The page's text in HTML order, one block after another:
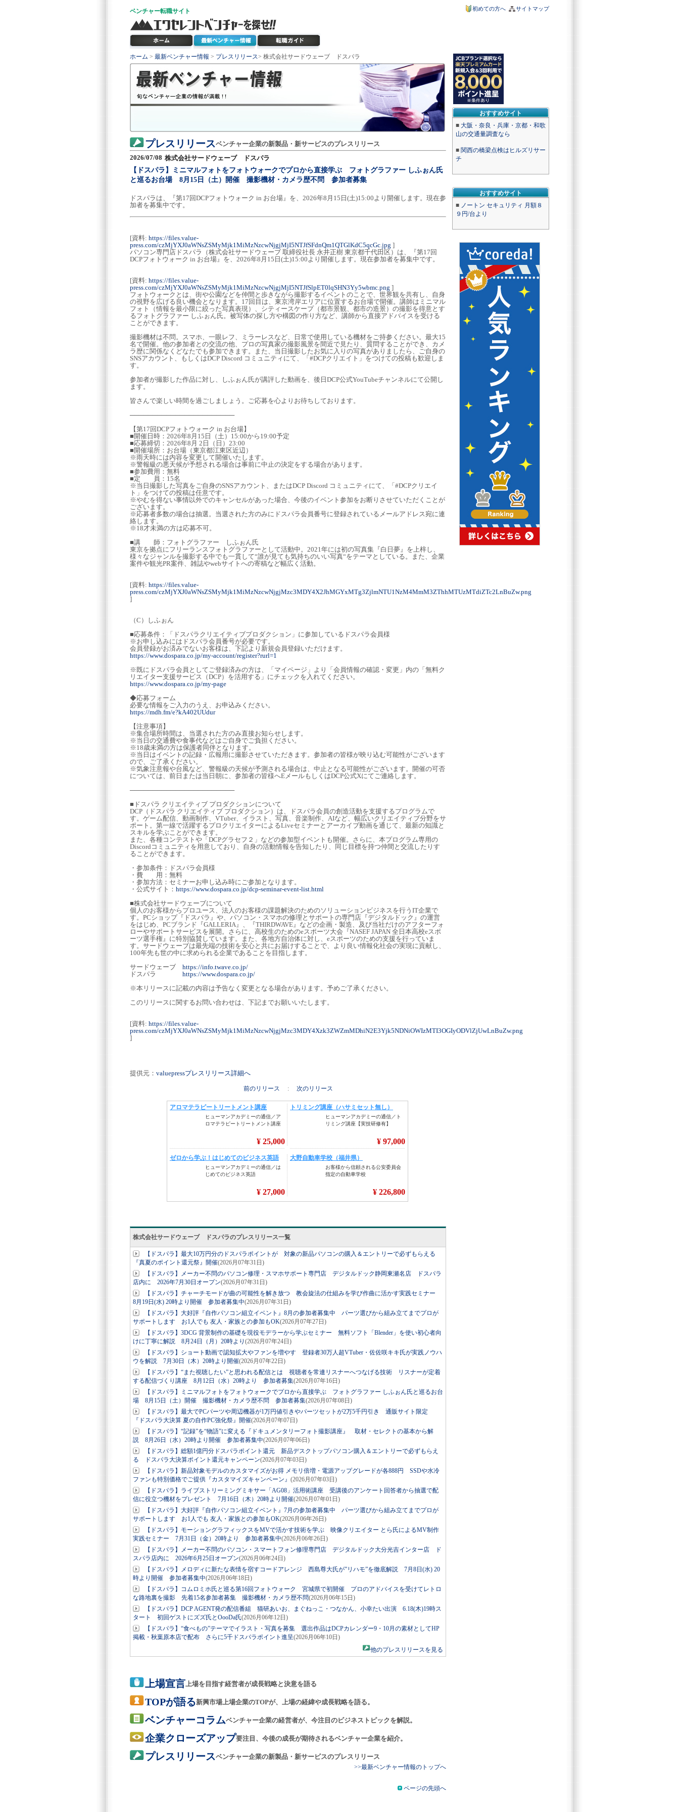
ベンチャー転職サイト サイトマップ
初めての方へ
おすすめサイト
■ 大阪・奈良・兵庫・京都・和歌
山の交通量調査なら
■ 関西の橋梁点検はヒルズリサー
チ
おすすめサイト
■ ノートン セキュリティ 月額８
９円/台より
ホーム > 最新ベンチャー情報 > プレスリリース> 株式会社サードウェーブ ドスパラ
プレスリリースベンチャー企業の新製品・新サービスのプレスリリース
2026/07/08 株式会社サードウェーブ ドスパラ
【ドスパラ】ミニマルフォトをフォトウォークでプロから直接学ぶ フォトグラファー しふぉん氏
と巡るお台場 8月15日（土）開催 撮影機材・カメラ歴不問 参加者募集
ドスパラは、『第17回DCPフォトウォーク in お台場』を、2026年8月15日(土)15:00より開催します。現在参
加者を募集中です。
[資料: https://files.value-
press.com/czMjYXJ0aWNsZSMyMjk1MiMzNzcwNjgjMjI5NTJfSFdnQm1QTGlKdC5qcGc.jpg ]
パソコン専門店ドスパラ（株式会社サードウェーブ 取締役社長 永井正樹 東京都千代田区）は、『第17回
DCPフォトウォーク in お台場』を、2026年8月15日(土)15:00より開催します。現在参加者を募集中です。
[資料: https://files.value-
press.com/czMjYXJ0aWNsZSMyMjk1MiMzNzcwNjgjMjI5NTJfSlpET0lqSHN3Yy5wbmc.png ]
フォトウォークとは、街や公園などを仲間と歩きながら撮影するイベントのことで、世界観を共有し、自身
の視野を広げる良い機会となります。17回目は、東京湾岸エリアに位置するお台場で開催。講師はミニマル
フォト（情報を最小限に絞った写真表現）、シティースケープ（都市景観、都市の造景）の撮影を得意とす
るフォトグラファー しふぉん氏。被写体の探し方や構図の作り方など、講師から直接アドバイスを受ける
ことができます。
撮影機材は不問。スマホ、一眼レフ、ミラーレスなど、日常で使用している機材をご持参ください。最大15
名で開催。他の参加者との交流の他、プロの写真家の撮影風景を間近で見たり、質問することができ、カメ
ラ歴に関係なくどなたでも参加できます。また、当日撮影したお気に入りの写真がありましたら、ご自身の
SNSアカウント、もしくはDCP Discord コミュニティにて、「#DCPクリエイト」をつけての投稿も歓迎しま
す。
参加者が撮影した作品に対し、しふぉん氏が講評した動画を、後日DCP公式YouTubeチャンネルにて公開し
ます。
皆さんで楽しい時間を過ごしましょう。ご応募を心よりお待ちしております。
───────────────────────
【第17回DCPフォトウォーク in お台場】
■開催日時：2026年8月15日（土）15:00から19:00予定
■応募締切：2026年8月 2日（日）23:00
■開催場所：お台場（東京都江東区近辺）
※雨天時には内容を変更して開催いたします。
※警報級の悪天候が予想される場合は事前に中止の決定をする場合があります。
■参加費用：無料
■定 員：15名
※当日撮影した写真をご自身のSNSアカウント、またはDCP Discord コミュニティにて、「#DCPクリエイ
ト」をつけての投稿は任意です。
※やむを得ない事情以外でのキャンセルがあった場合、今後のイベント参加をお断りさせていただくことが
ございます。
※応募者多数の場合は抽選。当選された方のみにドスパラ会員番号に登録されているメールアドレス宛に連
絡します。
※18才未満の方は応募不可。
■講 師：フォトグラファー しふぉん氏
東京を拠点にフリーランスフォトグラファーとして活動中。2021年には初の写真集『白日夢』を上梓し、
様々なジャンルを撮影する中でも一貫して“誰が見ても気持ちのいい写真“をテーマとしている。また、企業
案件や観光PR案件、雑誌やwebサイトへの寄稿など幅広く活動。
[資料: https://files.value-
press.com/czMjYXJ0aWNsZSMyMjk1MiMzNzcwNjgjMzc3MDY4X2JhMGYxMTg3ZjlmNTU1NzM4MmM3ZThhMTUzMTdiZTc2LnBuZw.png
]
（C）しふぉん
■応募条件：「ドスパラクリエイティブプロダクション」に参加しているドスパラ会員様
※お申し込みにはドスパラ会員番号が必要です。
会員登録がお済みでないお客様は、下記より新規会員登録いただけます。
https://www.dospara.co.jp/my-account/register?rurl=1
※既にドスパラ会員としてご登録済みの方は、「マイページ」より「会員情報の確認・変更」内の「無料ク
リエイター支援サービス（DCP）を活用する」にチェックを入れてください。
https://www.dospara.co.jp/my-page
◆応募フォーム
必要な情報をご入力のうえ、お申込みください。
https://mdh.fm/e?kA402UUdur
【注意事項】
※集合場所時間は、当選された方のみ直接お知らせします。
※当日の交通費や食事代などはご自身でご負担ください。
※18歳未満の方は保護者同伴となります。
※当日はイベントの記録・広報用に撮影させていただきます。参加者の皆様が映り込む可能性がございます
ので、ご了承ください。
※気象注意報や台風など、警報級の天候が予測される場合は、中止となる可能性がございます。開催の可否
については、前日または当日朝に、参加者の皆様へEメールもしくはDCP公式Xにてご連絡します。
───────────────────────
■ドスパラ クリエイティブ プロダクションについて
DCP（ドスパラ クリエイティブ プロダクション）は、ドスパラ会員の創造活動を支援するプログラムで
す。ゲーム配信、動画制作、VTuber、イラスト、写真、音楽制作、AIなど、幅広いクリエイティブ分野をサ
ポート。第一線で活躍するプロクリエイターによるLiveセミナーとアーカイブ動画を通じて、最新の知識と
スキルを学ぶことができます。
また、各種コンテストや「DCPグラセフ２」などの参加型イベントも開催。さらに、本プログラム専用の
Discordコミュニティを用意しており、自身の活動情報を告知したり、同じ目標を持つ仲間と交流したりす
ることができます。
・参加条件：ドスパラ会員様
・費 用：無料
・参加方法：セミナーお申し込み時にご参加となります。
・公式サイト： https://www.dospara.co.jp/dcp-seminar-event-list.html
■株式会社サードウェーブについて
個人のお客様からプロユース、法人のお客様の課題解決のためのソリューションビジネスを行うIT企業で
す。PCショップ『ドスパラ』や、パソコン・スマホの修理とサポートの専門店『デジタルドック』の運営
をはじめ、PCブランド『GALLERIA』、『THIRDWAVE』などの企画・製造、及び当社だけのアフターフォ
ローやサポートサービスを展開。さらに、高校生のためのeスポーツ大会『NASEF JAPAN 全日本高校eスポ
ーツ選手権』に特別協賛しています。また、各地方自治体に対し、eスポーツのための支援を行っていま
す。サードウェーブは最先端の技術を安心と共にお届けすることで、より良い情報化社会の実現に貢献し、
100年先も世の中に求められる企業であることを目指します。
サードウェーブ https://info.twave.co.jp/
ドスパラ https://www.dospara.co.jp/
※本リリースに記載の内容は予告なく変更となる場合があります。予めご了承ください。
このリリースに関するお問い合わせは、下記までお願いいたします。
[資料: https://files.value-
press.com/czMjYXJ0aWNsZSMyMjk1MiMzNzcwNjgjMzc3MDY4Xzk3ZWZmMDhiN2E3Yjk5NDNiOWIzMTI3OGIyODVlZjUwLnBuZw.png
]
提供元： valuepressプレスリリース詳細へ
前のリリース : 次のリリース
株式会社サードウェーブ ドスパラのプレスリリース一覧
【ドスパラ】最大10万円分のドスパラポイントが 対象の新品パソコンの購入＆エントリーで必ずもらえる
『真夏のポイント還元祭』開催(2026月07年31日)
【ドスパラ】メーカー不問のパソコン修理・スマホサポート専門店 デジタルドック静岡東瀬名店 ドスパラ
店内に 2026年7月30日オープン(2026月07年31日)
【ドスパラ】チャーチモードが曲の可能性を解き放つ 教会旋法の仕組みを学び作曲に活かす実践セミナー
8月19日(水) 20時より開催 参加者募集中(2026月07年31日)
【ドスパラ】大好評『自作パソコン組立イベント』8月の参加者募集中 パーツ選びから組み立てまでプロが
サポートします お1人でも 友人・家族との参加もOK(2026月07年27日)
【ドスパラ】3DCG 背景制作の基礎を現役モデラーから学ぶセミナー 無料ソフト「Blender」を使い初心者向
けに丁寧に解説 8月24日（月）20時より (2026月07年24日)
【ドスパラ】ショート動画で認知拡大やファンを増やす 登録者30万人超VTuber・佐佐咲キキ氏が実践ノウハ
ウを解説 7月30日（木）20時より開催(2026月07年22日)
【ドスパラ】“また視聴したい”と思われる配信とは 視聴者を常連リスナーへつなげる技術 リスナーが定着
する配信づくり講座 8月12日（水）20時より 参加者募集(2026月07年16日)
【ドスパラ】ミニマルフォトをフォトウォークでプロから直接学ぶ フォトグラファー しふぉん氏と巡るお台
場 8月15日（土）開催 撮影機材・カメラ歴不問 参加者募集(2026月07年08日)
【ドスパラ】最大でPCパーツや周辺機器が1万円値引きやパーツセットが2万5千円引き 通販サイト限定
『ドスパラ大決算 夏の自作PC強化祭』開催(2026月07年07日)
【ドスパラ】“記録”を“物語”に変える『ドキュメンタリーフォト撮影講座』 取材・セレクトの基本から解
説 8月26日（水）20時より開催 参加者募集中(2026月07年06日)
【ドスパラ】総額1億円分ドスパラポイント還元 新品デスクトップパソコン購入＆エントリーで必ずもらえ
る ドスパラ大決算ポイント還元キャンペーン(2026月07年03日)
【ドスパラ】新品対象モデルのカスタマイズがお得 メモリ倍増・電源アップグレードが各888円 SSDや水冷
ファンも特別価格でご提供『カスタマイズキャンペーン』 (2026月07年03日)
【ドスパラ】ライブストリーミングミキサー「AG08」活用術講座 受講後のアンケート回答者から抽選で配
信に役立つ機材をプレゼント 7月16日（木）20時より開催(2026月07年01日)
【ドスパラ】大好評『自作パソコン組立イベント』7月の参加者募集中 パーツ選びから組み立てまでプロが
サポートします お1人でも 友人・家族との参加もOK(2026月06年26日)
【ドスパラ】モーショングラフィックスをMVで活かす技術を学ぶ 映像クリエイター とら氏によるMV制作
実践セミナー 7月31日（金）20時より 参加者募集中(2026月06年26日)
【ドスパラ】メーカー不問のパソコン・スマートフォン修理専門店 デジタルドック大分光吉インター店 ド
スパラ店内に 2026年6月25日オープン(2026月06年24日)
【ドスパラ】メロディに新たな表情を宿すコードアレンジ 西島尊大氏が”リハモ”を徹底解説 7月8日(水) 20
時より開催 参加者募集中(2026月06年18日)
【ドスパラ】コムロミホ氏と巡る第16回フォトウォーク 宮城県で初開催 プロのアドバイスを受けてレトロ
な路地裏を撮影 先着15名参加者募集 撮影機材・カメラ歴不問(2026月06年15日)
【ドスパラ】DCP AGENT発の配信番組 猫研あいお、まぐねっこ・つなかん、小幸たい出演 6.18(木)19時ス
タート 初回ゲストにズズ氏とOooDa氏(2026月06年12日)
【ドスパラ】“食べもの”テーマでイラスト・写真を募集 選出作品はDCPカレンダー9・10月の素材としてHP
掲載・秋葉原本店で配布 さらに5千ドスパラポイント進呈(2026月06年10日)
他のプレスリリースを見る
上場宣言上場を目指す経営者が成長戦略と決意を語る
TOPが語る新興市場上場企業のTOPが、上場の経緯や成長戦略を語る。
ベンチャーコラムベンチャー企業の経営者が、今注目のビジネストピックを解説。
企業クローズアップ要注目、今後の成長が期待されるベンチャー企業を紹介。
プレスリリースベンチャー企業の新製品・新サービスのプレスリリース
>>最新ベンチャー情報のトップへ
ページの先頭へ